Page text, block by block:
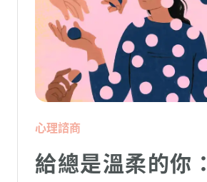
心理諮商
給總是溫柔的你